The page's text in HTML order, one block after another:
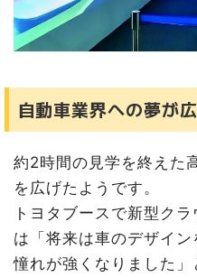
自動車業界への夢が
約2時間の見学を終えた
を広げたようです。
トヨタブースで新型ク
は「将来は車のデザイ
憧れが強くなりました」